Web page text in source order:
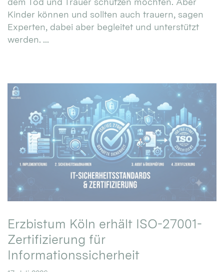
Kinder können und sollten auch trauern, sagen
Experten, dabei aber begleitet und unterstützt
werden. ...
Erzbistum Köln erhält ISO-27001-
Zertifizierung für
Informationssicherheit